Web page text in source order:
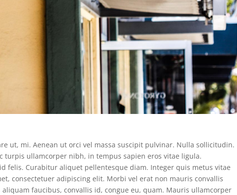
ut, mi. Aenean ut orci vel massa suscipit pulvinar. Nulla sollicitudin.
turpis ullamcorper nibh, in tempus sapien eros vitae ligula.
felis. Curabitur aliquet pellentesque diam. Integer quis metus vitae
consectetuer adipiscing elit. Morbi vel erat non mauris convallis
faucibus, convallis id, congue eu, quam. Mauris ullamcorper